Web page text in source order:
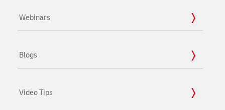
Webinars
Blogs
Video Tips